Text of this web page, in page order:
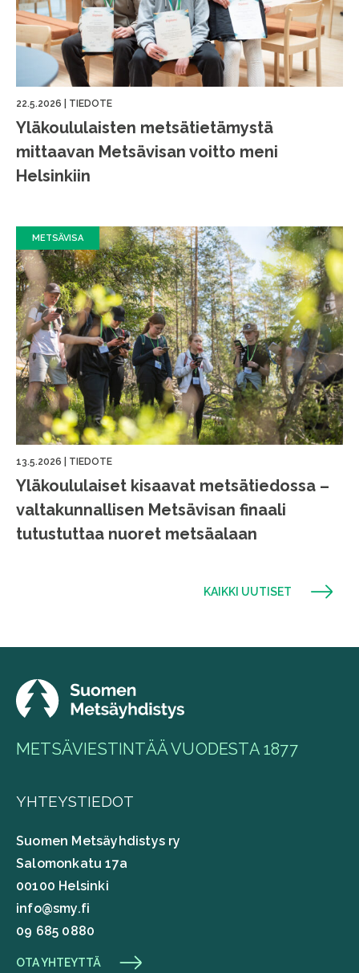
22.5.2026 TIEDOTE
Yläkoululaisten metsätietämystä
mittaavan Metsävisan voitto meni
Helsinkiin
METSÄVISA
13.5.2026 TIEDOTE
Yläkoululaiset kisaavat metsätiedossa –
valtakunnallisen Metsävisan finaali
tutustuttaa nuoret metsäalaan
KAIKKI UUTISET
METSÄVIESTINTÄÄ VUODESTA 1877
YHTEYSTIEDOT
Suomen Metsäyhdistys ry
Salomonkatu 17a
00100 Helsinki
info@smy.fi
09 685 0880
OTA YHTEYTTÄ